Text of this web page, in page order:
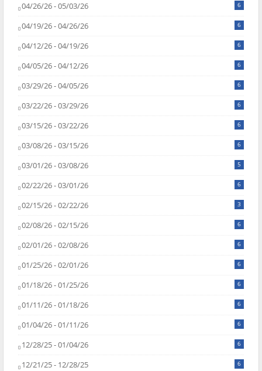
04/26/26 - 05/03/26 6
04/19/26 - 04/26/26 6
04/12/26 - 04/19/26 6
04/05/26 - 04/12/26 6
03/29/26 - 04/05/26 6
03/22/26 - 03/29/26 6
03/15/26 - 03/22/26 6
03/08/26 - 03/15/26 6
03/01/26 - 03/08/26 5
02/22/26 - 03/01/26 6
02/15/26 - 02/22/26 3
02/08/26 - 02/15/26 6
02/01/26 - 02/08/26 6
01/25/26 - 02/01/26 6
01/18/26 - 01/25/26 6
01/11/26 - 01/18/26 6
01/04/26 - 01/11/26 6
12/28/25 - 01/04/26 6
12/21/25 - 12/28/25 6